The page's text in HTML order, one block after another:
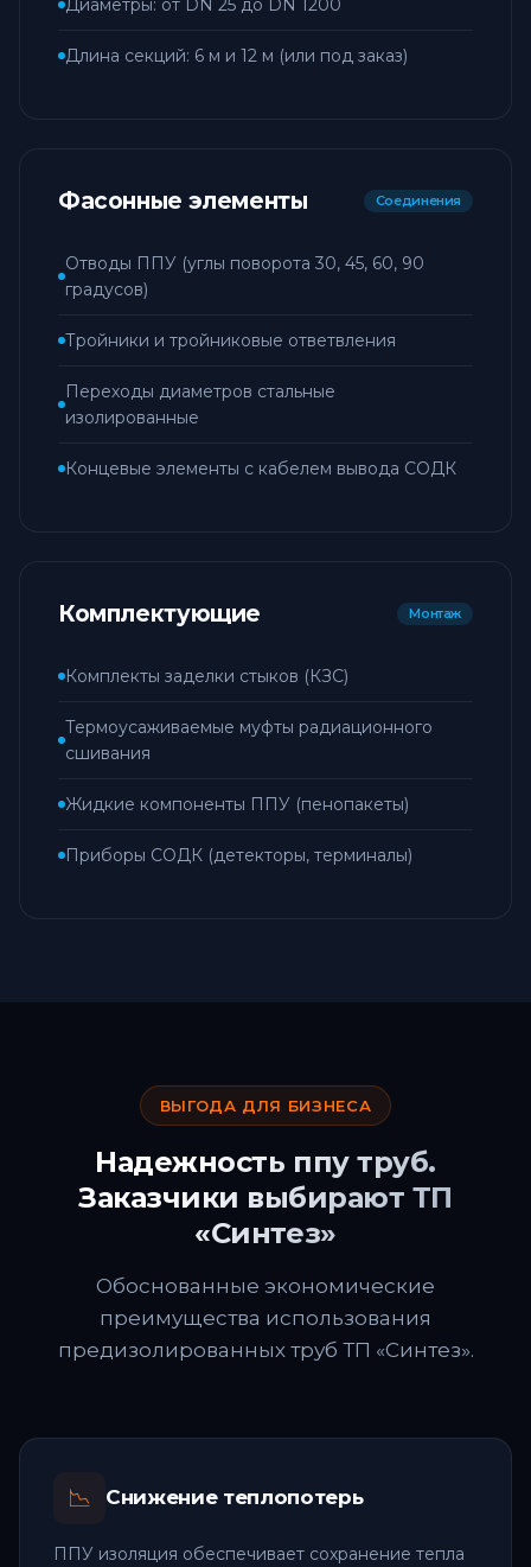
Диаметры: от DN 25 до DN 1200
Длина секций: 6 м и 12 м (или под заказ)
Фасонные элементы Соединения
Отводы ППУ (углы поворота 30, 45, 60, 90
градусов)
Тройники и тройниковые ответвления
Переходы диаметров стальные
изолированные
Концевые элементы с кабелем вывода СОДК
Комплектующие Монтаж
Комплекты заделки стыков (КЗС)
Термоусаживаемые муфты радиационного
сшивания
Жидкие компоненты ППУ (пенопакеты)
Приборы СОДК (детекторы, терминалы)
ВЫГОДА ДЛЯ БИЗНЕСА
Надежность ппу труб.
Заказчики выбирают ТП
«Синтез»
Обоснованные экономические
преимущества использования
предизолированных труб ТП «Синтез».
📉 Снижение теплопотерь
ППУ изоляция обеспечивает сохранение тепла